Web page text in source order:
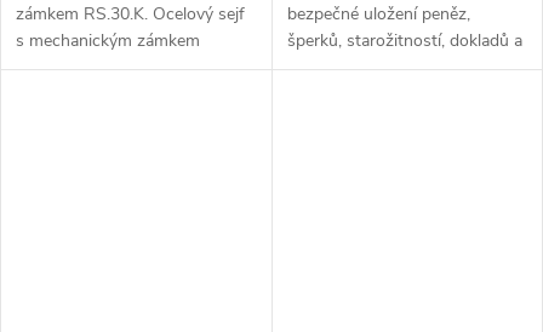
zámkem RS.30.K. Ocelový sejf
s mechanickým zámkem
RS.30.K - ocelový sejf s
bezpečné uložení peněz,
šperků, starožitností, dokladů a
cenností.